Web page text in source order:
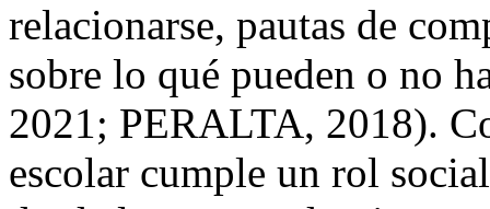
relacionarse, pautas de
sobre lo qué pueden o no
2021; PERALTA, 2018).
escolar cumple un rol